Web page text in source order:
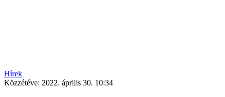
Hírek
Közzétéve: 2022. április 30. 10:34